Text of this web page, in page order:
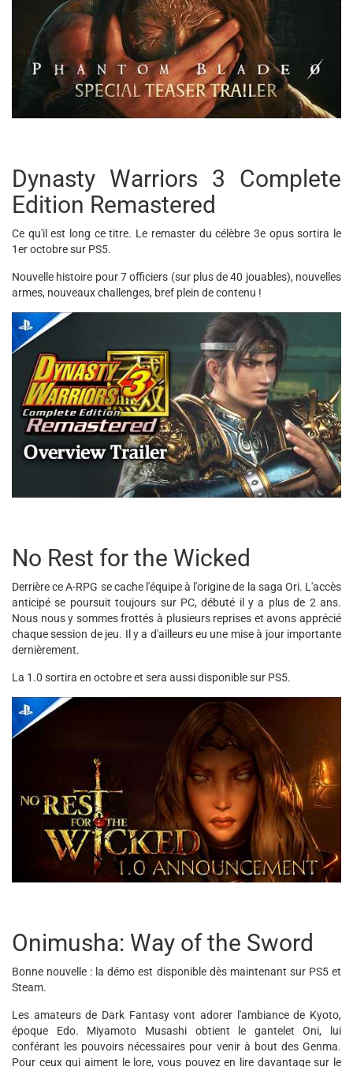
Dynasty Warriors 3 Complete
Edition Remastered
Ce qu'il est long ce titre. Le remaster du célèbre 3e opus sortira le
1er octobre sur PS5.
Nouvelle histoire pour 7 officiers (sur plus de 40 jouables), nouvelles
armes, nouveaux challenges, bref plein de contenu !
No Rest for the Wicked
Derrière ce A-RPG se cache l'équipe à l'origine de la saga Ori. L'accès
anticipé se poursuit toujours sur PC, débuté il y a plus de 2 ans.
Nous nous y sommes frottés à plusieurs reprises et avons apprécié
chaque session de jeu. Il y a d'ailleurs eu une mise à jour importante
dernièrement.
La 1.0 sortira en octobre et sera aussi disponible sur PS5.
Onimusha: Way of the Sword
Bonne nouvelle : la démo est disponible dès maintenant sur PS5 et
Steam.
Les amateurs de Dark Fantasy vont adorer l'ambiance de Kyoto,
époque Edo. Miyamoto Musashi obtient le gantelet Oni, lui
conférant les pouvoirs nécessaires pour venir à bout des Genma.
Pour ceux qui aiment le lore, vous pouvez en lire davantage sur le